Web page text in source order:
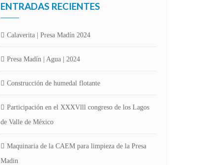
ENTRADAS RECIENTES
Calaverita | Presa Madín 2024
Presa Madín | Agua | 2024
Construcción de humedal flotante
Participación en el XXXVlll congreso de los Lagos
de Valle de México
Maquinaria de la CAEM para limpieza de la Presa
Madin